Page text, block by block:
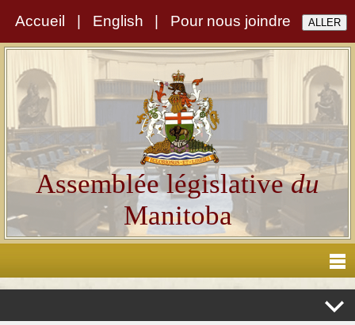
Accueil English Pour nous joindre
Assemblée législativedu
Manitoba